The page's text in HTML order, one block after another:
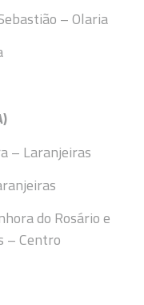
–Olaria
)
– Laranjeiras
do Rosário e
– Centro